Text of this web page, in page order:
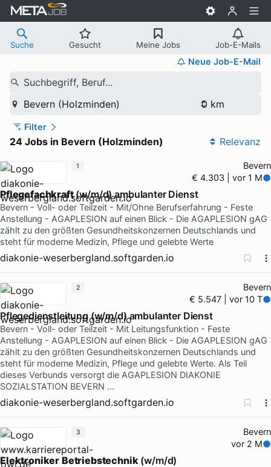
Suche Gesucht Meine Jobs Job-E-Mails
Neue Job-E-Mail
Suchbegriff, Beruf...
Bevern (Holzminden)
Filter
24 Jobs in Bevern (Holzminden) Relevanz
Bevern
€ 4.303 | vor 1 M
Pflegefachkraft(w/m/d) ambulanter Dienst
Bevern - Voll- oder Teilzeit - Mit/Ohne Berufserfahrung - Feste
Anstellung - AGAPLESION auf einen Blick - Die AGAPLESION gAG
zählt zu den größten Gesundheitskonzernen Deutschlands und
steht für moderne Medizin, Pflege und gelebte Werte
diakonie-weserbergland.softgarden.io
1
Bevern
€ 5.547 | vor 10 T
Pflegedienstleitung (w/m/d) ambulanter Dienst
Bevern - Voll- oder Teilzeit - Mit Leitungsfunktion - Feste
Anstellung - AGAPLESION auf einen Blick - Die AGAPLESION gAG
zählt zu den größten Gesundheitskonzernen Deutschlands und
steht für moderne Medizin, Pflege und gelebte Werte. Als Teil
dieses Verbunds versorgt die AGAPLESION DIAKONIE
SOZIALSTATION BEVERN …
diakonie-weserbergland.softgarden.io
2
Bevern
vor 2 M
Elektroniker Betriebstechnik (w/m/d)
3